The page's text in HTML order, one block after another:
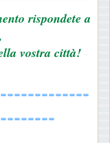
rispondete a
vostra città!